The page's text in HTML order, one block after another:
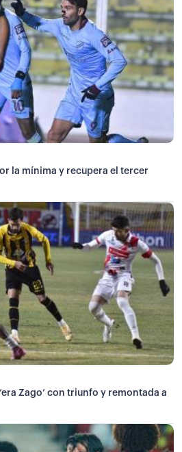
la mínima y recupera el tercer
Zago’ con triunfo y remontada a